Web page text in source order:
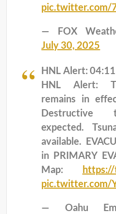
pic.twitter.com/
— FOX
July 30, 2025
HNL Alert:
HNL Alert:
remains in
Destructive
expected.
available.
in PRIMARY
Map: https://
pic.twitter.com/
— Oahu